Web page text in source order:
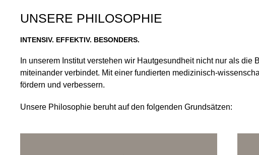
UNSERE PHILOSOPHIE
INTENSIV. EFFEKTIV. BESONDERS.
In unserem Institut verstehen wir Hautgesundheit nicht nur als
miteinander verbindet. Mit einer fundierten medizinisch-
fördern und verbessern.
Unsere Philosophie beruht auf den folgenden Grundsätzen: